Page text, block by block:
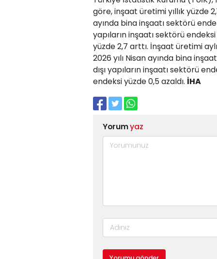
göre, inşaat üretimi yıllık yüzde
ayında bina inşaatı sektörü
yapıların inşaatı sektörü
yüzde 2,7 arttı. İnşaat üretimi
2026 yılı Nisan ayında bina
dışı yapıların inşaatı sektörü
endeksi yüzde 0,5 azaldı. İHA
Yorumyaz